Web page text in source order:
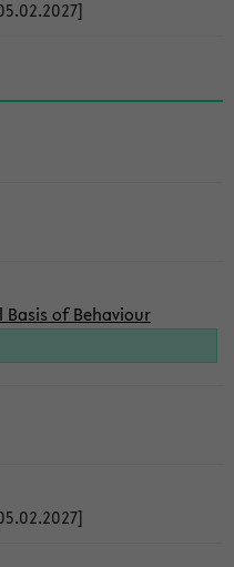
Basis of Behaviour